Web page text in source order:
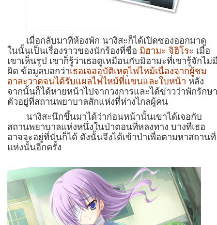
เมื่อกลับมาที่ห้องพัก นางิสะก็ได้เปิดซองออกมาดู
ในนั้นเป็นเรื่องราวของนักร้องที่ชื่อ มิฮามะ จิฮิโระ เมื่อ
เขาเห็นรูป เขาก็รู้ว่าเธอดูเหมือนกับมิฮามะที่เขารู้จักไม่
ผิด ข้อมูลบอกว่าเธอเจออุบัติเหตุไฟไหม้เนื่องจากผู้ชม
อาละวาดจนได้รับแผลไฟไหม้ที่แขนและใบหน้า หลัง
จากนั้นก็ได้หายหน้าไปจากวงการและได้ข่าวว่าพักรักษ
ตัวอยู่ที่สถานพยาบาลสักแห่งที่ห่างไกลผู้คน
นางิสะนึกขึ้นมาได้ว่าก่อนหน้านั้นเขาได้เจอกับ
สถานพยาบาลแห่งหนึ่งในป่าตอนที่หลงทาง บางทีเธอ
อาจจะอยู่ที่นั่นก็ได้ ดังนั้นจึงได้เข้าป่าเพื่อตามหาสถานที่
แห่งนั้นอีกครั้ง